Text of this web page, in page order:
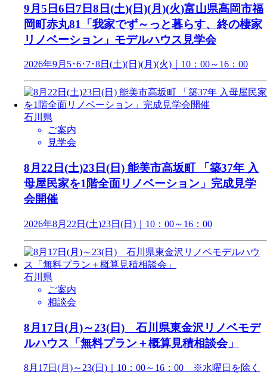
9月5日6日7日8日(土)(日)(月)(火)富山県高岡市福
岡町赤丸81「我家でず～っと暮らす、終の棲家
リノベーション」モデルハウス見学会
2026年9月5･6･7･8日(土)(日)(月)(火)｜10：00～16：00
石川県
ご案内
見学会
8月22日(土)23日(日) 能美市高坂町 「築37年 入
母屋民家を1階全面リノベーション」完成見学
会開催
2026年8月22日(土)23日(日)｜10：00～16：00
石川県
ご案内
相談会
8月17日(月)～23(日) 石川県東金沢リノベモデ
ルハウス「無料プラン＋概算見積相談会」
8月17日(月)～23(日)｜10：00～16：00 ※水曜日を除く